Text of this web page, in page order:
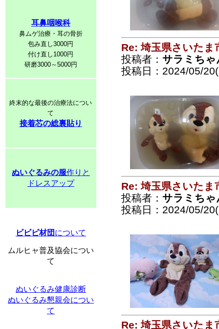
耳鼻咽喉科
鼻ムゲ治療・耳の骨折
包み直し3000円
付け直し1000円
研磨3000～5000円
終末的な最後の治療法につい
て
接着芯の総裏貼り
ぬいぐるみの服作りと
ドレスアップ
ビビビ材団 について
ムルヒャ普及協会につい
て
ぬいぐるみ健康診断
ぬいぐるみ懇親会につい
て
Re: 埼玉県さいたま
投稿者： サラミちゃ
投稿日：2024/05/
Re: 埼玉県さいたま
投稿者： サラミちゃ
投稿日：2024/05/
Re: 埼玉県さいたま